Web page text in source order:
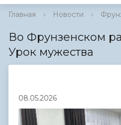
Главная › Новости ›
Во Фрунзенском
Урок мужества
08.05.2026